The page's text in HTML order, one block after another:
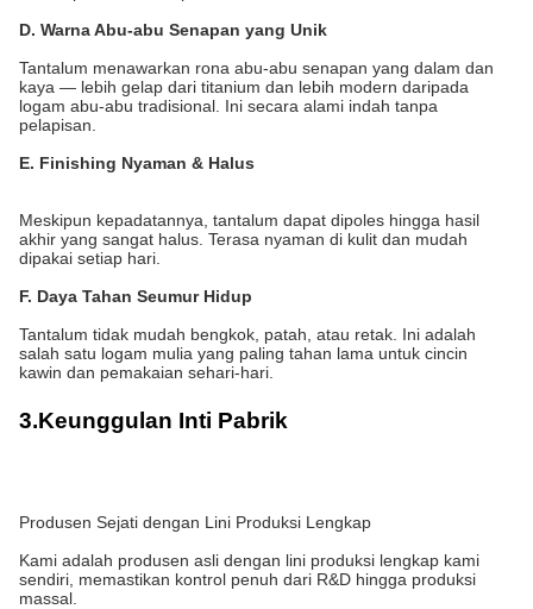
D. Warna Abu-abu Senapan yang Unik
Tantalum menawarkan rona abu-abu senapan yang dalam dan
kaya — lebih gelap dari titanium dan lebih modern daripada
logam abu-abu tradisional. Ini secara alami indah tanpa
pelapisan.
E. Finishing Nyaman & Halus
Meskipun kepadatannya, tantalum dapat dipoles hingga hasil
akhir yang sangat halus. Terasa nyaman di kulit dan mudah
dipakai setiap hari.
F. Daya Tahan Seumur Hidup
Tantalum tidak mudah bengkok, patah, atau retak. Ini adalah
salah satu logam mulia yang paling tahan lama untuk cincin
kawin dan pemakaian sehari-hari.
3.Keunggulan Inti Pabrik
Produsen Sejati dengan Lini Produksi Lengkap
Kami adalah produsen asli dengan lini produksi lengkap kami
sendiri, memastikan kontrol penuh dari R&D hingga produksi
massal.